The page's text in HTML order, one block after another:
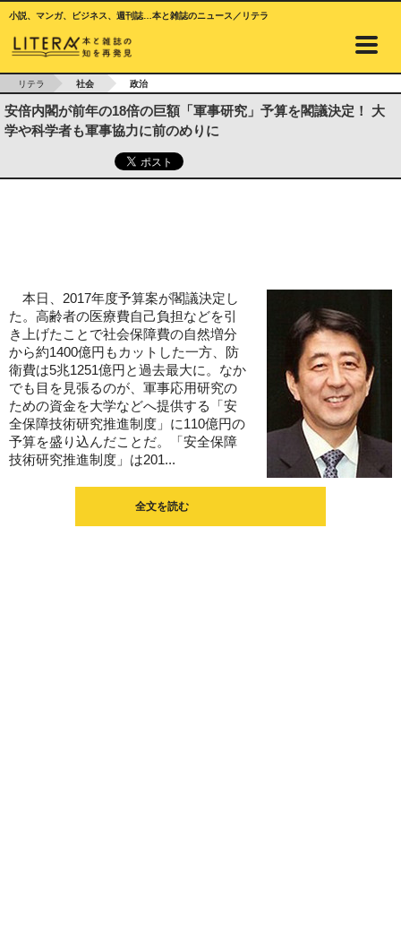
小説、マンガ、ビジネス、週刊誌…本と雑誌のニュース／リテラ
リテラ 社会 政治
安倍内閣が前年の18倍の巨額「軍事研究」予算を閣議決定！ 大
学や科学者も軍事協力に前のめりに
本日、2017年度予算案が閣議決定し
た。高齢者の医療費自己負担などを引
き上げたことで社会保障費の自然増分
から約1400億円もカットした一方、防
衛費は5兆1251億円と過去最大に。なか
でも目を見張るのが、軍事応用研究の
ための資金を大学などへ提供する「安
全保障技術研究推進制度」に110億円の
予算を盛り込んだことだ。「安全保障
技術研究推進制度」は201...
全文を読む